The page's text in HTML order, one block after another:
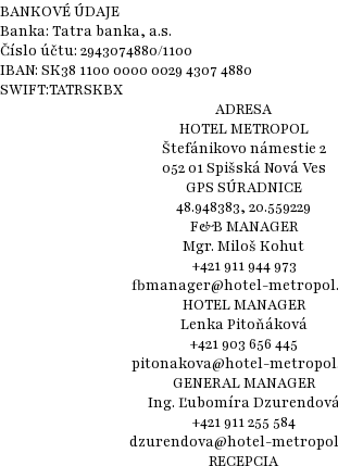
BANKOVÉ ÚDAJE
Banka: Tatra banka, a.s.
Číslo účtu: 2943074880/1100
IBAN: SK38 1100 0000 0029 4307 4880
SWIFT:TATRSKBX
ADRESA
HOTEL METROPOL
Štefánikovo námestie 2
052 01 Spišská Nová Ves
GPS SÚRADNICE
48.948383, 20.559229
F&B MANAGER
Mgr. Miloš Kohut
+421 911 944 973
fbmanager@hotel-
HOTEL MANAGER
Lenka Pitoňáková
+421 903 656 445
pitonakova@hotel-
GENERAL MANAGER
Ing. Ľubomíra
+421 911 255 584
dzurendova@hotel-
RECEPCIA